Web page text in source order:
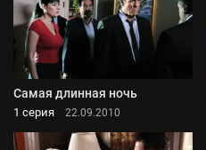
Самая длинная ночь
1 серия 22.09.2010